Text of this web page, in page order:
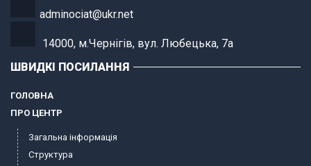
adminociat@ukr.net
14000, м.Чернігів, вул. Любецька, 7а
ШВИДКІ ПОСИЛАННЯ
ГОЛОВНА
ПРО ЦЕНТР
Загальна інформація
Структура